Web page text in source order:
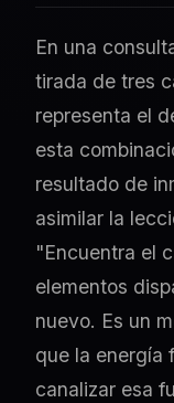
En una
tirada de tres
representa el
esta
resultado de
asimilar la
"Encuentra el
elementos
nuevo. Es un
que la energía
canalizar esa